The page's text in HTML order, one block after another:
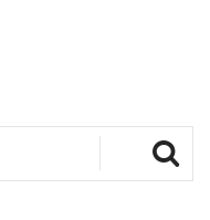
и не нарушить